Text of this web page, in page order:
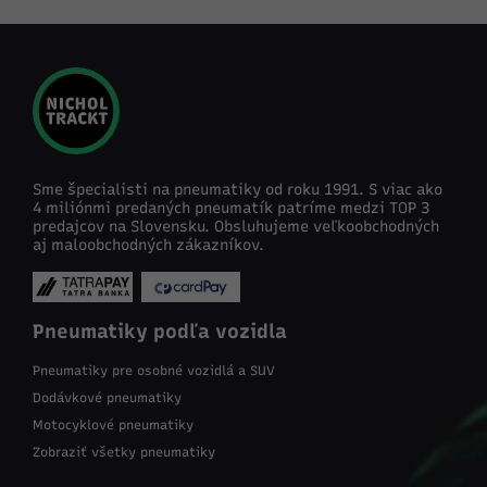
Sme špecialisti na pneumatiky od roku 1991. S viac ako
4 miliónmi predaných pneumatík patríme medzi TOP 3
predajcov na Slovensku. Obsluhujeme veľkoobchodných
aj maloobchodných zákazníkov.
Pneumatiky podľa vozidla
Pneumatiky pre osobné vozidlá a SUV
Dodávkové pneumatiky
Motocyklové pneumatiky
Zobraziť všetky pneumatiky